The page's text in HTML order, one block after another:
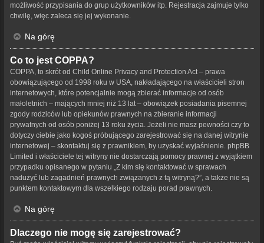
możliwość przypisania do grup użytkowników itp. Rejestracja zajmuje tylko
chwilę, więc zaleca się jej wykonanie.
Na górę
Co to jest COPPA?
COPPA, to skrót od Child Online Privacy and Protection Act – prawa
obowiązującego od 1998 roku w USA, nakładającego na właścicieli stron
internetowych, które potencjalnie mogą zbierać informacje od osób
małoletnich – mających mniej niż 13 lat – obowiązek posiadania pisemnej
zgody rodziców lub opiekunów prawnych na zbieranie informacji
prywatnych od osób poniżej 13 roku życia. Jeżeli nie masz pewności czy to
dotyczy ciebie jako kogoś próbującego zarejestrować się na danej witrynie
internetowej – skontaktuj się z prawnikiem, by uzyskać wyjaśnienie. phpBB
Limited i właściciele tej witryny nie dostarczają pomocy prawnej z wyjątkiem
przypadku opisanego w pytaniu „Z kim się kontaktować w sprawach
nadużyć lub zagadnień prawnych związanych z tą witryną?”, a także nie są
punktem kontaktowym dla wszelkiego rodzaju porad prawnych.
Na górę
Dlaczego nie mogę się zarejestrować?